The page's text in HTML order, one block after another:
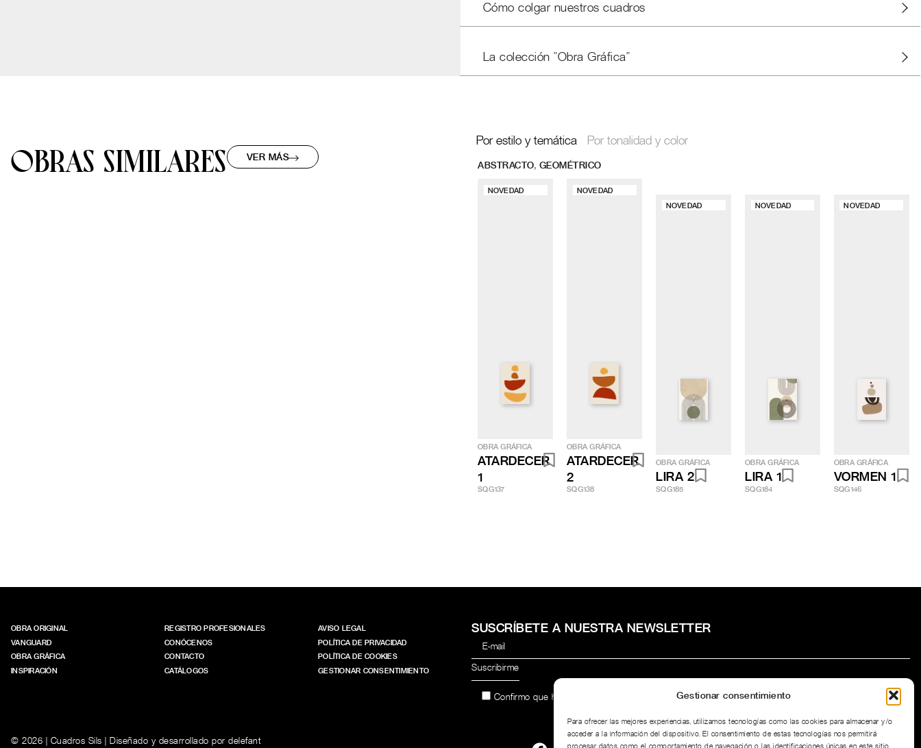
Gestionar consentimiento
Para ofrecer las mejores experiencias, utilizamos tecnologías como las cookies para almacenar y/o
acceder a la información del dispositivo. El consentimiento de estas tecnologías nos permitirá
Cómo colgar nuestros cuadros
La colección "Obra Gráfica"
OBRAS SIMILARES VER MÁS
Por estilo y temática Por tonalidad y color
ABSTRACTO, GEOMÉTRICO
NOVEDAD
OBRA GRÁFICA
ATARDECER
1
SQG137
NOVEDAD
OBRA GRÁFICA
ATARDECER
2
SQG138
NOVEDAD
OBRA GRÁFICA
LIRA 2
SQG185
NOVEDAD
OBRA GRÁFICA
LIRA 1
SQG184
NOVEDAD
OBRA GRÁFICA
VORMEN 1
SQG146
OBRA ORIGINAL
VANGUARD
OBRA GRÁFICA
INSPIRACIÓN
REGISTRO PROFESIONALES
CONÓCENOS
CONTACTO
CATÁLOGOS
AVISO LEGAL
POLÍTICA DE PRIVACIDAD
POLÍTICA DE COOKIES
GESTIONAR CONSENTIMIENTO
SUSCRÍBETE A NUESTRA NEWSLETTER
Confirmo que he leído y acepto la Política de privacidad del sitio web.
© 2026 | Cuadros Sils | Diseñado y desarrollado por delefant